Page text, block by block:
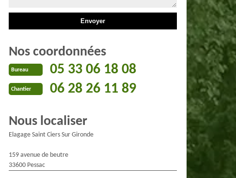
Nos coordonnées
Bureau 05 33 06 18 08
Chantier 06 28 26 11 89
Nous localiser
Elagage Saint Ciers Sur Gironde
159 avenue de beutre
33600 Pessac